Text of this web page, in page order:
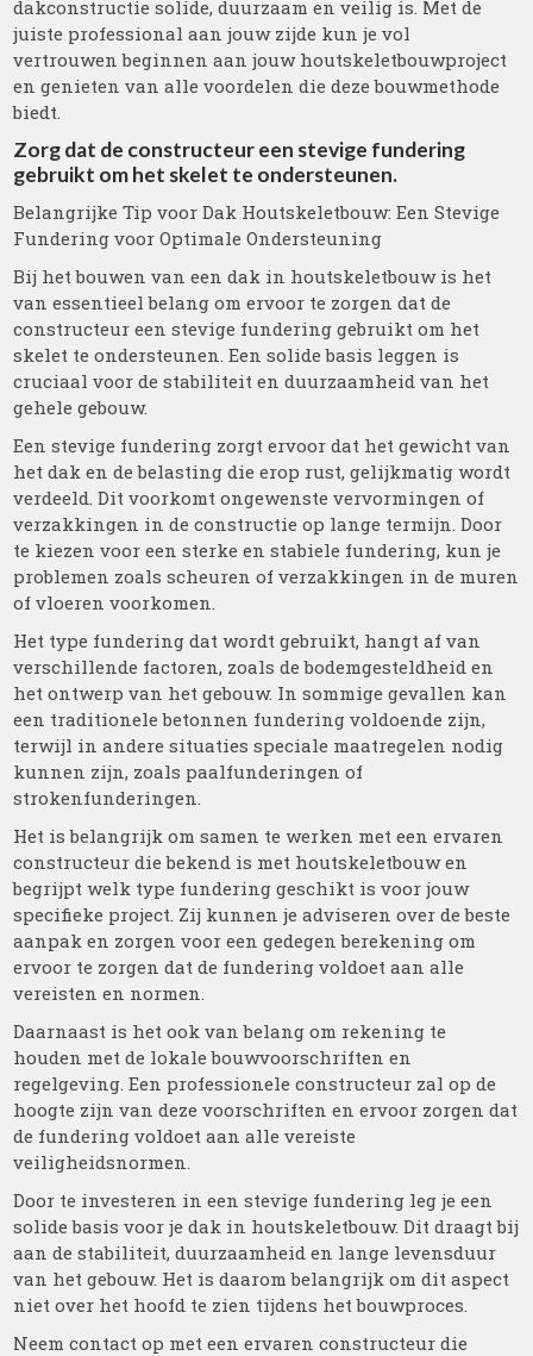
dakconstructie solide, duurzaam en veilig is. Met de
juiste professional aan jouw zijde kun je vol
vertrouwen beginnen aan jouw houtskeletbouwproject
en genieten van alle voordelen die deze bouwmethode
biedt.
Zorg dat de constructeur een stevige fundering
gebruikt om het skelet te ondersteunen.
Belangrijke Tip voor Dak Houtskeletbouw: Een Stevige
Fundering voor Optimale Ondersteuning
Bij het bouwen van een dak in houtskeletbouw is het
van essentieel belang om ervoor te zorgen dat de
constructeur een stevige fundering gebruikt om het
skelet te ondersteunen. Een solide basis leggen is
cruciaal voor de stabiliteit en duurzaamheid van het
gehele gebouw.
Een stevige fundering zorgt ervoor dat het gewicht van
het dak en de belasting die erop rust, gelijkmatig wordt
verdeeld. Dit voorkomt ongewenste vervormingen of
verzakkingen in de constructie op lange termijn. Door
te kiezen voor een sterke en stabiele fundering, kun je
problemen zoals scheuren of verzakkingen in de muren
of vloeren voorkomen.
Het type fundering dat wordt gebruikt, hangt af van
verschillende factoren, zoals de bodemgesteldheid en
het ontwerp van het gebouw. In sommige gevallen kan
een traditionele betonnen fundering voldoende zijn,
terwijl in andere situaties speciale maatregelen nodig
kunnen zijn, zoals paalfunderingen of
strokenfunderingen.
Het is belangrijk om samen te werken met een ervaren
constructeur die bekend is met houtskeletbouw en
begrijpt welk type fundering geschikt is voor jouw
specifieke project. Zij kunnen je adviseren over de beste
aanpak en zorgen voor een gedegen berekening om
ervoor te zorgen dat de fundering voldoet aan alle
vereisten en normen.
Daarnaast is het ook van belang om rekening te
houden met de lokale bouwvoorschriften en
regelgeving. Een professionele constructeur zal op de
hoogte zijn van deze voorschriften en ervoor zorgen dat
de fundering voldoet aan alle vereiste
veiligheidsnormen.
Door te investeren in een stevige fundering leg je een
solide basis voor je dak in houtskeletbouw. Dit draagt bij
aan de stabiliteit, duurzaamheid en lange levensduur
van het gebouw. Het is daarom belangrijk om dit aspect
niet over het hoofd te zien tijdens het bouwproces.
Neem contact op met een ervaren constructeur die